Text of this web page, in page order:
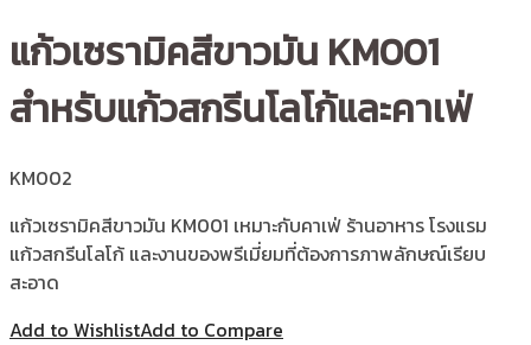
แก้วเซรามิคสีขาวมัน KM001
สำหรับแก้วสกรีนโลโก้และคาเฟ่
KM002
แก้วเซรามิคสีขาวมัน KM001 เหมาะกับคาเฟ่ ร้านอาหาร โรงแรม
แก้วสกรีนโลโก้ และงานของพรีเมี่ยมที่ต้องการภาพลักษณ์เรียบ
สะอาด
Add to WishlistAdd to Compare